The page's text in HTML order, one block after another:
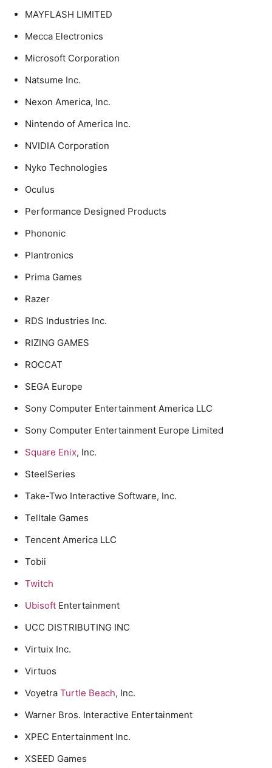
MAYFLASH LIMITED
Mecca Electronics
Microsoft Corporation
Natsume Inc.
Nexon America, Inc.
Nintendo of America Inc.
NVIDIA Corporation
Nyko Technologies
Oculus
Performance Designed Products
Phononic
Plantronics
Prima Games
Razer
RDS Industries Inc.
RIZING GAMES
ROCCAT
SEGA Europe
Sony Computer Entertainment America LLC
Sony Computer Entertainment Europe Limited
Square Enix, Inc.
SteelSeries
Take-Two Interactive Software, Inc.
Telltale Games
Tencent America LLC
Tobii
Twitch
Ubisoft Entertainment
UCC DISTRIBUTING INC
Virtuix Inc.
Virtuos
Voyetra Turtle Beach, Inc.
Warner Bros. Interactive Entertainment
XPEC Entertainment Inc.
XSEED Games